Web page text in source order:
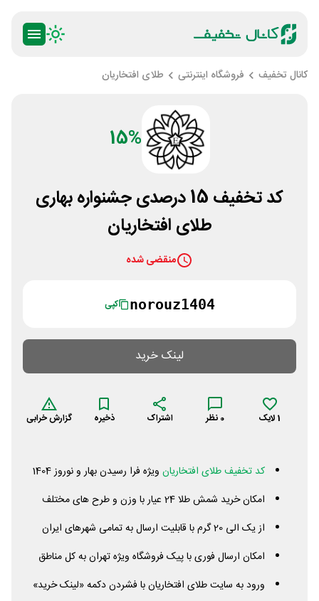
کانال تخفیف فروشگاه اینترنتی طلای افتخاریان
15%
کد تخفیف 15 درصدی جشنواره بهاری
طلای افتخاریان
منقضی شده
norouz1404 کپی
لینک خرید
1لایک 0 نظر اشتراک ذخیره گزارش خرابی
کد تخفیف طلای افتخاریان ویژه فرا رسیدن بهار و نوروز 1404
امکان خرید شمش طلا 24 عیار با وزن و طرح های مختلف
از یک الی 20 گرم با قابلیت ارسال به تمامی شهرهای ایران
امکان ارسال فوری با پیک فروشگاه ویژه تهران به کل مناطق
ورود به سایت طلای افتخاریان با فشردن دکمه «لینک خرید»